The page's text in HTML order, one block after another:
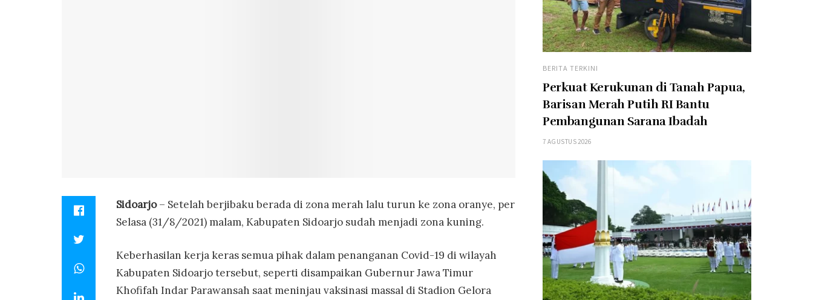
Sidoarjo– Setelah berjibaku berada di zona merah lalu turun ke zona oranye, per
Selasa (31/8/2021) malam, Kabupaten Sidoarjo sudah menjadi zona kuning.
Keberhasilan kerja keras semua pihak dalam penanganan Covid-19 di wilayah
Kabupaten Sidoarjo tersebut, seperti disampaikan Gubernur Jawa Timur
Khofifah Indar Parawansah saat meninjau vaksinasi massal di Stadion Gelora
BERITA TERKINI
Perkuat Kerukunan di Tanah Papua,
Barisan Merah Putih RI Bantu
Pembangunan Sarana Ibadah
7 AGUSTUS 2026